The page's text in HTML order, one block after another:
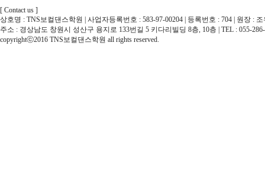
[ Contact us ]
상호명 : TNS보컬댄스학원 | 사업자등록번호 : 583-97-00204 | 등록번호 : 704 | 원장 :
주소 : 경상남도 창원시 성산구 용지로 133번길 5 키다리빌딩 8층, 10층 | TEL : 055-
copyrightⓒ2016 TNS보컬댄스학원 all rights reserved.